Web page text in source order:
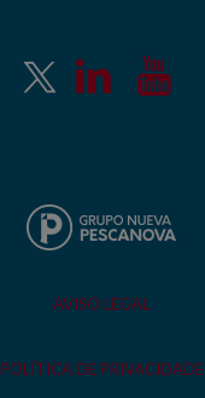
AVISO LEGAL
POLÍTICA DE PRIVACIDADE